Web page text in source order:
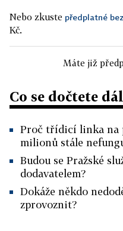
Nebo zkuste předplatné
Kč.
Máte již
Co se dočtete dál
Proč třídicí linka na
milionů stále
Budou se Pražské
dodavatelem?
Dokáže někdo
zprovoznit?